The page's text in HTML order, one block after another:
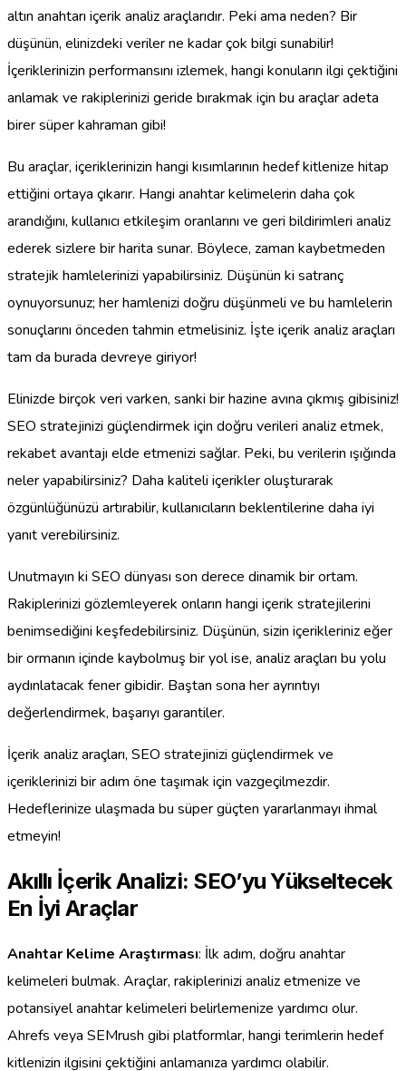
altın anahtarı içerik analiz araçlarıdır. Peki ama neden? Bir
düşünün, elinizdeki veriler ne kadar çok bilgi sunabilir!
İçeriklerinizin performansını izlemek, hangi konuların ilgi çektiğini
anlamak ve rakiplerinizi geride bırakmak için bu araçlar adeta
birer süper kahraman gibi!
Bu araçlar, içeriklerinizin hangi kısımlarının hedef kitlenize hitap
ettiğini ortaya çıkarır. Hangi anahtar kelimelerin daha çok
arandığını, kullanıcı etkileşim oranlarını ve geri bildirimleri analiz
ederek sizlere bir harita sunar. Böylece, zaman kaybetmeden
stratejik hamlelerinizi yapabilirsiniz. Düşünün ki satranç
oynuyorsunuz; her hamlenizi doğru düşünmeli ve bu hamlelerin
sonuçlarını önceden tahmin etmelisiniz. İşte içerik analiz araçları
tam da burada devreye giriyor!
Elinizde birçok veri varken, sanki bir hazine avına çıkmış gibisiniz!
SEO stratejinizi güçlendirmek için doğru verileri analiz etmek,
rekabet avantajı elde etmenizi sağlar. Peki, bu verilerin ışığında
neler yapabilirsiniz? Daha kaliteli içerikler oluşturarak
özgünlüğünüzü artırabilir, kullanıcıların beklentilerine daha iyi
yanıt verebilirsiniz.
Unutmayın ki SEO dünyası son derece dinamik bir ortam.
Rakiplerinizi gözlemleyerek onların hangi içerik stratejilerini
benimsediğini keşfedebilirsiniz. Düşünün, sizin içerikleriniz eğer
bir ormanın içinde kaybolmuş bir yol ise, analiz araçları bu yolu
aydınlatacak fener gibidir. Baştan sona her ayrıntıyı
değerlendirmek, başarıyı garantiler.
İçerik analiz araçları, SEO stratejinizi güçlendirmek ve
içeriklerinizi bir adım öne taşımak için vazgeçilmezdir.
Hedeflerinize ulaşmada bu süper güçten yararlanmayı ihmal
etmeyin!
Akıllı İçerik Analizi: SEO’yu Yükseltecek
En İyi Araçlar
Anahtar Kelime Araştırması: İlk adım, doğru anahtar
kelimeleri bulmak. Araçlar, rakiplerinizi analiz etmenize ve
potansiyel anahtar kelimeleri belirlemenize yardımcı olur.
Ahrefs veya SEMrush gibi platformlar, hangi terimlerin hedef
kitlenizin ilgisini çektiğini anlamanıza yardımcı olabilir.